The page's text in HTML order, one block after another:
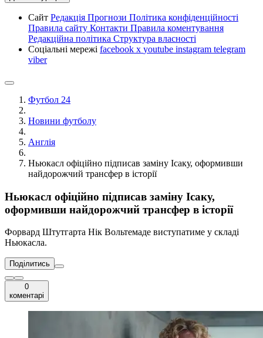
Сайт Редакція Прогнози Політика конфіденційності
Правила сайту Контакти Правила коментування
Редакційна політика Структура власності
Соціальні мережі facebook x youtube instagram telegram
viber
Футбол 24
Новини футболу
Англія
Ньюкасл офіційно підписав заміну Ісаку, оформивши
найдорожчий трансфер в історії
Ньюкасл офіційно підписав заміну Ісаку,
оформивши найдорожчий трансфер в історії
Форвард Штутгарта Нік Вольтемаде виступатиме у складі
Ньюкасла.
Поділитись
0
коментарі